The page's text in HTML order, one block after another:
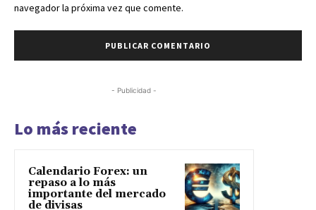
navegador la próxima vez que comente.
- Publicidad -
Lo más reciente
Calendario Forex: un
repaso a lo más
importante del mercado
de divisas